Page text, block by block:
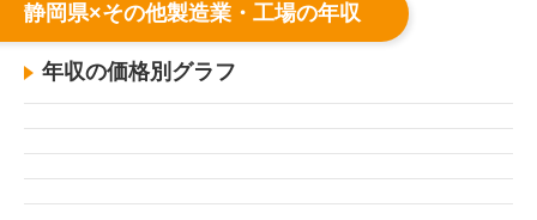
静岡県×その他製造業・工場の年収
年収の価格別グラフ